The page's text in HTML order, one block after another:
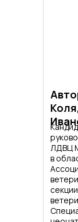
ЛДВЦ
в